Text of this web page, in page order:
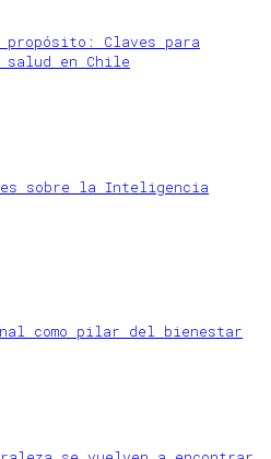
propósito: Claves para
en Chile
sobre la Inteligencia
como pilar del bienestar